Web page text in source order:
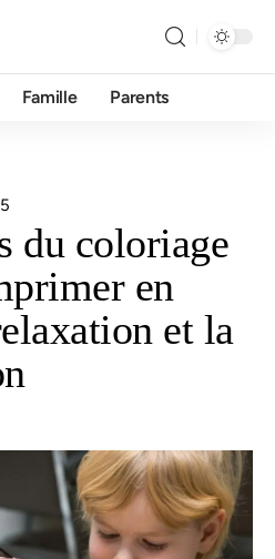
Famille Parents
du coloriage
en
et la